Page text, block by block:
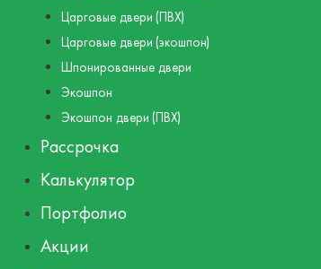
Царговые двери (ПВХ)
Царговые двери (экошпон)
Шпонированные двери
Экошпон
Экошпон двери (ПВХ)
Рассрочка
Калькулятор
Портфолио
Акции